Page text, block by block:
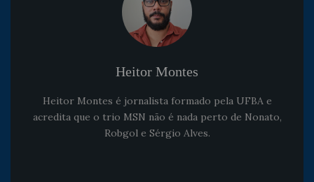
Heitor Montes
Heitor Montes é jornalista formado pela UFBA e
acredita que o trio MSN não é nada perto de Nonato,
Robgol e Sérgio Alves.